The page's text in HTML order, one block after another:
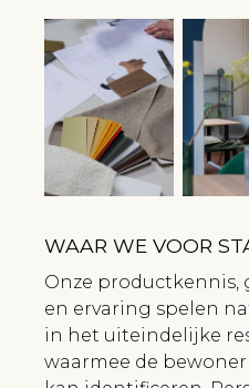
WAAR WE VOOR
Onze productkennis,
en ervaring spelen
in het uiteindelijke
waarmee de bewoner